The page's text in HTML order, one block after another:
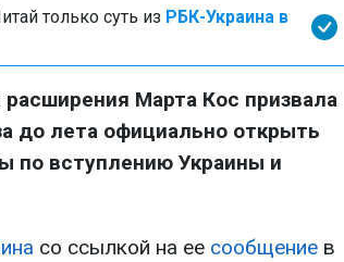
только суть из РБК-Украина в
Марта Кос призвала
до лета официально открыть
по вступлению Украины и
со ссылкой на ее сообщение в